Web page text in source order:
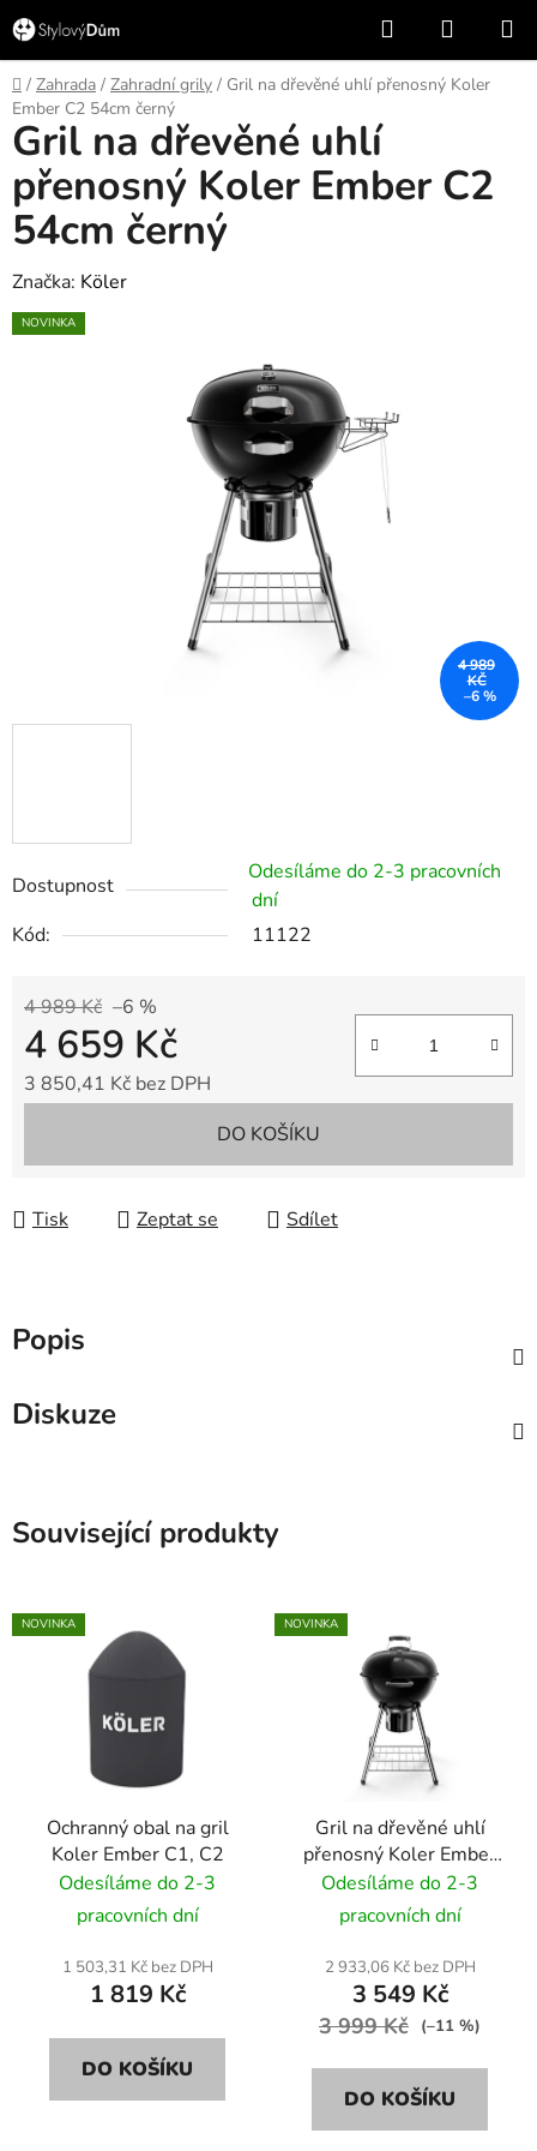
Přejít
na
obsah
Hledat
KOŠÍK
Domů
/ Zahrada / Zahradní grily / Gril na dřevěné uhlí přenosný Koler
Ember C2 54cm černý
Dostupnost
Odesíláme do 2-3 pracovních
dní
Kód:
11122
4 989 Kč –6 %
4 659 Kč
3 850,41 Kč bez DPH
DO KOŠÍKU
Tisk Zeptat se Sdílet
Gril na dřevěné uhlí
přenosný Koler Ember C2
54cm černý
Značka: Köler
NOVINKA
4 989
KČ
–6 %
Popis
Diskuze
Související produkty
NOVINKA
Ochranný obal na gril
Koler Ember C1, C2
Odesíláme do 2-3
pracovních dní
1 503,31 Kč bez DPH
1 819 Kč
DO KOŠÍKU
NOVINKA
Gril na dřevěné uhlí
přenosný Koler Ember
C1 54cm černý
Odesíláme do 2-3
pracovních dní
2 933,06 Kč bez DPH
3 549 Kč
3 999 Kč (–11 %)
DO KOŠÍKU